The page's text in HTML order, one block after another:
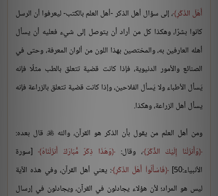
أَهْلَ الذّكْرِ ، إلى سؤال أهل الذكر -أهل العلم بالكتب- ليعرفوا أن الرسل
كانوا بشرًا، وهكذا كل من أراد أن يتوصل إلى شيء فعليه أن يسأل
أهله العارفين به، والمختصين بهذا اللون من ألوان المعرفة، وحتى في
الصنائع والأمور الدنيوية، فإذا كانت قضية تتعلق بالطب مثلًا فإنه
يَسأل الأطباء ولا يَسأل الفلاحين، وإذا كانت قضية تتعلق بالزراعة فإنه
يسأل أهل الزراعة، وهكذا.
ومن أهل العلم من يقول بأن الذكر هو القرآن، والله  قال بعده:
وَأَنزَلْنَا إِلَيْكَ الذِّكْرَ ، وقال: وَهَذَا ذِكْرٌ مُّبَارَكٌ أَنزَلْنَاهُ
[سورة
الأنبياء:50]
فَاسْأَلُواْ أَهْلَ الذّكْرِ : يعني أهل القرآن، وفي هذه الآية
ليس هو المراد؛ لأن هؤلاء يجادلون في القرآن، ويجادلون في إرسال